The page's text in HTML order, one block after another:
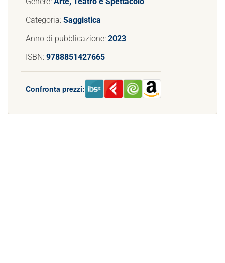
Categoria: Saggistica
Anno di pubblicazione: 2023
ISBN: 9788851427665
Confronta prezzi: